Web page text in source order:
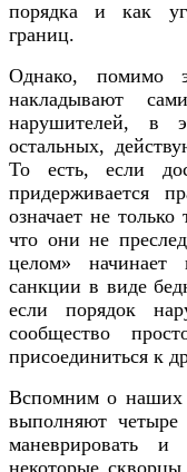
порядка и как
границ.
Однако, помимо
накладывают
нарушителей, в
остальных,
То есть, если
придерживается
означает не
что они не
целом» начинает
санкции в виде
если порядок
сообщество
присоединиться к
Вспомним о наших
выполняют четыре
маневрировать
некоторые